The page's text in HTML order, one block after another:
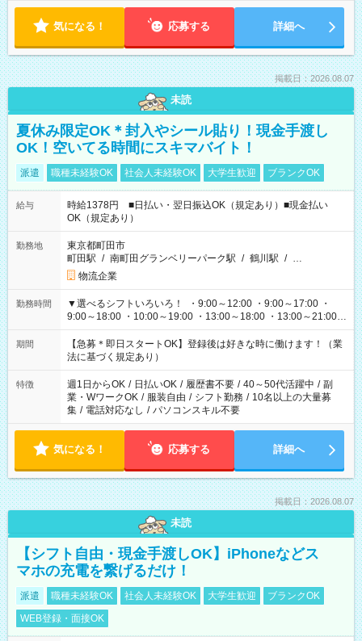
気になる！ 応募する 詳細へ
掲載日：2026.08.07
未読
夏休み限定OK＊封入やシール貼り！現金手渡し
OK！空いてる時間にスキマバイト！
派遣 職種未経験OK 社会人未経験OK 大学生歓迎 ブランクOK
給与
時給1378円 ■日払い・翌日振込OK（規定あり）■現金払い
OK（規定あり）
勤務地
東京都町田市
町田駅 / 南町田グランベリーパーク駅 / 鶴川駅 / …
物流企業
勤務時間
▼選べるシフトいろいろ！ ・9:00～12:00 ・9:00～17:00 ・
9:00～18:00 ・10:00～19:00 ・13:00～18:00 ・13:00～21:00
・22:00～翌6:00 など 上記以外の時間で相談可能なお仕事も！
あなたの希望を教えてください！
期間
【急募＊即日スタートOK】登録後は好きな時に働けます！（業
法に基づく規定あり）
特徴 週1日からOK / 日払いOK / 履歴書不要 / 40～50代活躍中 / 副
業・WワークOK / 服装自由 / シフト勤務 / 10名以上の大量募
集 / 電話対応なし / パソコンスキル不要
気になる！ 応募する 詳細へ
掲載日：2026.08.07
未読
【シフト自由・現金手渡しOK】iPhoneなどス
マホの充電を繋げるだけ！
派遣 職種未経験OK 社会人未経験OK 大学生歓迎
ブランクOK
WEB登録・面接OK